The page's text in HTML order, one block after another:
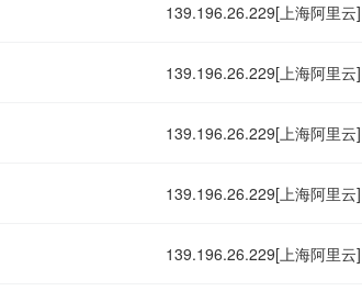
139.196.26.229[上海阿里云]
139.196.26.229[上海阿里云]
139.196.26.229[上海阿里云]
139.196.26.229[上海阿里云]
139.196.26.229[上海阿里云]